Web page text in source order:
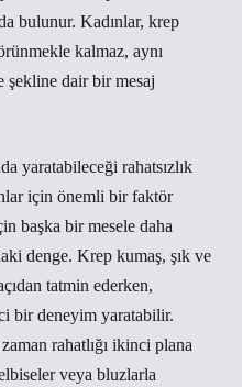
bulunur. Kadınlar, krep
kalmaz, aynı
şekline dair bir mesaj
yaratabileceği rahatsızlık
için önemli bir faktör
başka bir mesele daha
denge. Krep kumaş, şık ve
tatmin ederken,
bir deneyim yaratabilir.
rahatlığı ikinci plana
veya bluzlarla